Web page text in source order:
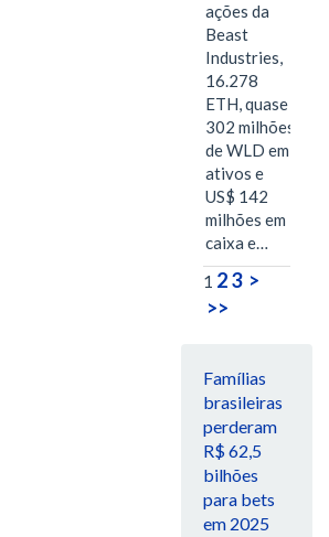
ações da
Beast
Industries,
16.278
ETH, quase
302 milhões
de WLD em
ativos e
US$ 142
milhões em
caixa e…
1 23 >
>>
Famílias
brasileiras
perderam
R$ 62,5
bilhões
para bets
em 2025